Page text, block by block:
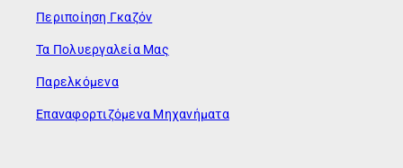
Περιποίηση Γκαζόν
Τα Πολυεργαλεία Μας
Παρελκόμενα
Επαναφορτιζόμενα Μηχανήματα